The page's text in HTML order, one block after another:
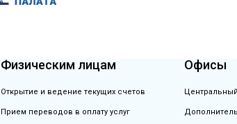
Физическим лицам
Открытие и ведение текущих счетов
Прием переводов в оплату услуг
Офисы